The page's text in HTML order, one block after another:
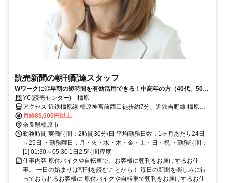
読売新聞の朝刊配達スタッフ
Wワークに◎早朝の短時間を有効活用できる！中高年の方（40代、50
代、60代）も活躍中！
YC(読売センター) 橿原
アクセス 近鉄橿原線 橿原神宮前西口徒歩約7分、近鉄吉野線 橿原神
宮前西口徒歩約7分、近鉄南大阪線 橿原神宮前西口徒歩約7分
月給85,000円以上
奈良県橿原市
勤務時間 実働時間：2時間30分/日 平均勤務日数：1ヶ月あたり24日
～25日 ・勤務曜日：月・火・水・木・金・土・日・祝 ・勤務時間：
[1] 01:30～05:30 1日2.5時間程度
仕事内容 原付バイクや自転車で、お客様に朝刊をお届けするお仕
事。 一日の始まりは朝刊を読むことから！ 毎日の新聞を楽しみに待
っておられるお客様に 原付バイクや自転車で朝刊をお届けするお仕